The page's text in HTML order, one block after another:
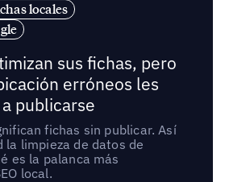
locales
sus fichas, pero
erróneos les
publicarse
fichas sin publicar. Así
la limpieza de datos de
es la palanca más
local.